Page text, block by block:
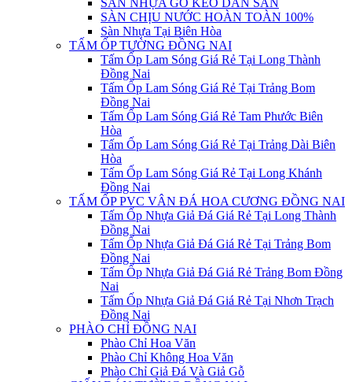
SÀN NHỰA GỖ KEO DÁN SẴN
SÀN CHỊU NƯỚC HOÀN TOÀN 100%
Sàn Nhựa Tại Biên Hòa
TẤM ỐP TƯỜNG ĐỒNG NAI
Tấm Ốp Lam Sóng Giá Rẻ Tại Long Thành
Đồng Nai
Tấm Ốp Lam Sóng Giá Rẻ Tại Trảng Bom
Đồng Nai
Tấm Ốp Lam Sóng Giá Rẻ Tam Phước Biên
Hòa
Tấm Ốp Lam Sóng Giá Rẻ Tại Trảng Dài Biên
Hòa
Tấm Ốp Lam Sóng Giá Rẻ Tại Long Khánh
Đồng Nai
TẤM ỐP PVC VÂN ĐÁ HOA CƯƠNG ĐỒNG NAI
Tấm Ốp Nhựa Giả Đá Giá Rẻ Tại Long Thành
Đồng Nai
Tấm Ốp Nhựa Giả Đá Giá Rẻ Tại Trảng Bom
Đồng Nai
Tấm Ốp Nhựa Giả Đá Giá Rẻ Trảng Bom Đồng
Nai
Tấm Ốp Nhựa Giả Đá Giá Rẻ Tại Nhơn Trạch
Đồng Nai
PHÀO CHỈ ĐỒNG NAI
Phào Chỉ Hoa Văn
Phào Chỉ Không Hoa Văn
Phào Chỉ Giả Đá Và Giả Gỗ